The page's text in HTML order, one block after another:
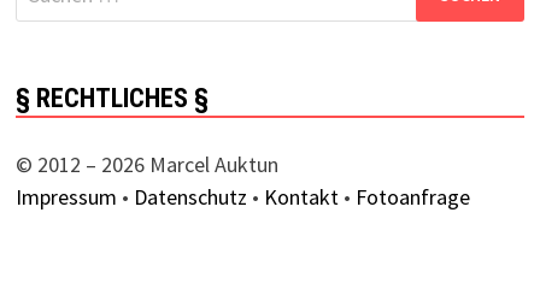
nach:
§ RECHTLICHES §
© 2012 – 2026 Marcel Auktun
Impressum • Datenschutz • Kontakt• Fotoanfrage